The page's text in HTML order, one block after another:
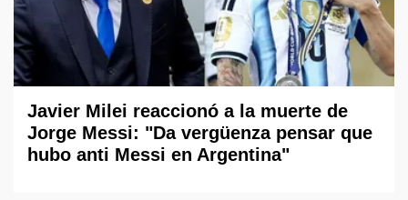
Javier Milei reaccionó a la muerte de
Jorge Messi: "Da vergüenza pensar que
hubo anti Messi en Argentina"